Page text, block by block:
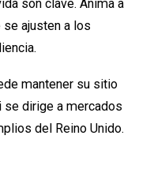
son clave. Anima a
ajusten a los
mantener su sitio
dirige a mercados
del Reino Unido.